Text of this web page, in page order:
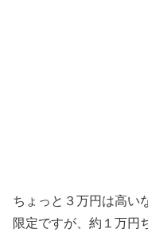
ちょっと３万円は高い
限定ですが、約１万円